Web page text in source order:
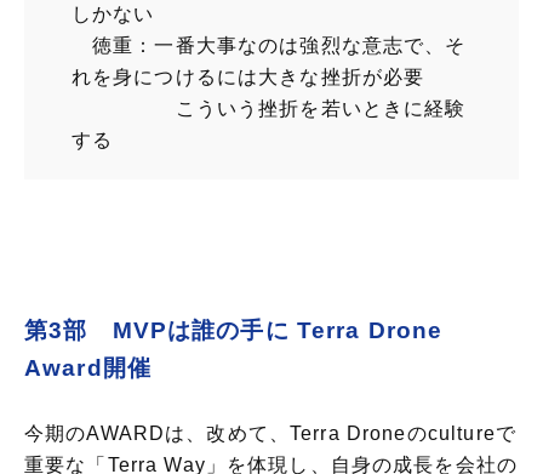
しかない
徳重：一番大事なのは強烈な意志で、そ
れを身につけるには大きな挫折が必要
こういう挫折を若いときに経験
する
第3部 MVPは誰の手に Terra Drone
Award開催
今期のAWARDは、改めて、Terra Droneのcultureで
重要な「Terra Way」を体現し、自身の成長を会社の